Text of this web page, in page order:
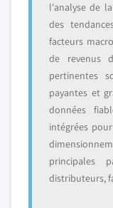
l'analyse de
des
facteurs
de revenus
pertinentes
payantes et
données
intégrées
principales
distributeurs,